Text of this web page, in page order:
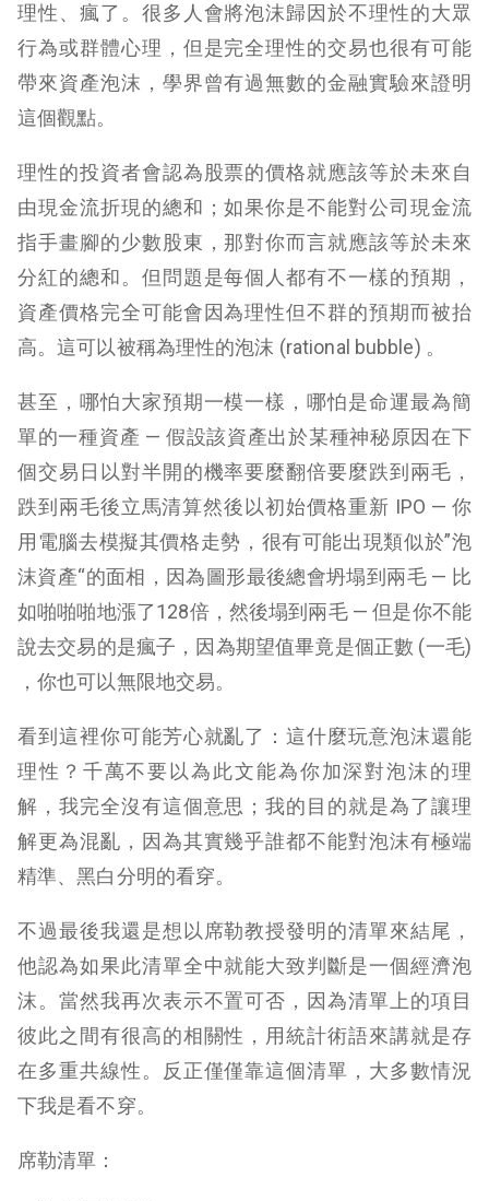
理性、瘋了。很多人會將泡沫歸因於不理性的大眾
行為或群體心理，但是完全理性的交易也很有可能
帶來資產泡沫，學界曾有過無數的金融實驗來證明
這個觀點。
理性的投資者會認為股票的價格就應該等於未來自
由現金流折現的總和；如果你是不能對公司現金流
指手畫腳的少數股東，那對你而言就應該等於未來
分紅的總和。但問題是每個人都有不一樣的預期，
資產價格完全可能會因為理性但不群的預期而被抬
高。這可以被稱為理性的泡沫 (rational bubble) 。
甚至，哪怕大家預期一模一樣，哪怕是命運最為簡
單的一種資產 — 假設該資產出於某種神秘原因在下
個交易日以對半開的機率要麼翻倍要麼跌到兩毛，
跌到兩毛後立馬清算然後以初始價格重新 IPO — 你
用電腦去模擬其價格走勢，很有可能出現類似於”泡
沫資產“的面相，因為圖形最後總會坍塌到兩毛 — 比
如啪啪啪地漲了128倍，然後塌到兩毛 — 但是你不能
說去交易的是瘋子，因為期望值畢竟是個正數 (一毛)
，你也可以無限地交易。
看到這裡你可能芳心就亂了：這什麼玩意泡沫還能
理性？千萬不要以為此文能為你加深對泡沫的理
解，我完全沒有這個意思；我的目的就是為了讓理
解更為混亂，因為其實幾乎誰都不能對泡沫有極端
精準、黑白分明的看穿。
不過最後我還是想以席勒教授發明的清單來結尾，
他認為如果此清單全中就能大致判斷是一個經濟泡
沫。當然我再次表示不置可否，因為清單上的項目
彼此之間有很高的相關性，用統計術語來講就是存
在多重共線性。反正僅僅靠這個清單，大多數情況
下我是看不穿。
席勒清單：